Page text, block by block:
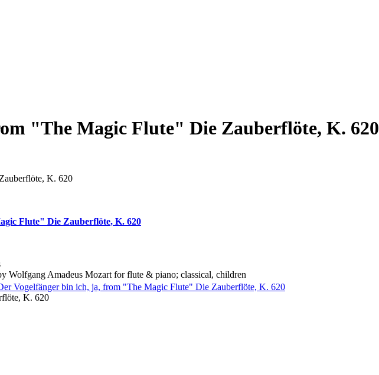
"The Magic Flute" Die Zauberflöte, K. 620
K. 620
Flute" Die Zauberflöte, K. 620
Wolfgang Amadeus Mozart for flute & piano; classical, children
Vogelfänger bin ich, ja, from "The Magic Flute" Die Zauberflöte, K. 620
K. 620